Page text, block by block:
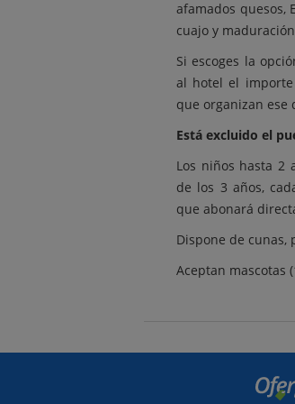
afamados quesos,
cuajo y
Si escoges la
al hotel el
que organizan ese
Está excluido el
Los niños hasta 2
de los 3 años,
que abonará
Dispone de cunas,
Aceptan mascotas